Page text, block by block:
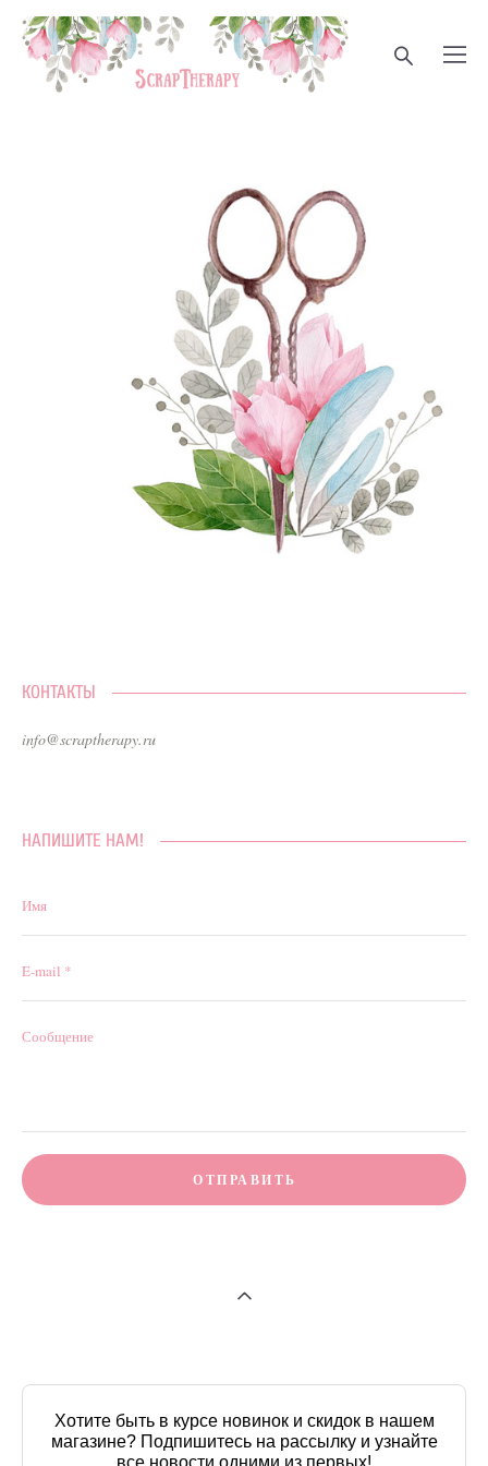
КОНТАКТЫ
info@scraptherapy.ru
НАПИШИТЕ НАМ!
Имя
E-mail *
Сообщение
ОТПРАВИТЬ
Хотите быть в курсе новинок и скидок в нашем
магазине? Подпишитесь на рассылку и узнайте
все новости одними из первых!